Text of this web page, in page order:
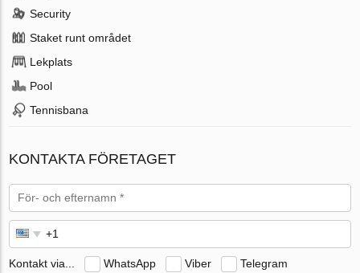
Security
Staket runt området
Lekplats
Pool
Tennisbana
KONTAKTA FÖRETAGET
Kontakt via... WhatsApp Viber Telegram